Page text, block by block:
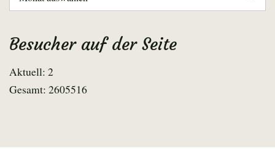
Besucher auf der Seite
Aktuell: 2
Gesamt: 2605516